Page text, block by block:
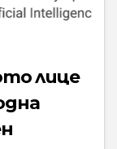
лице